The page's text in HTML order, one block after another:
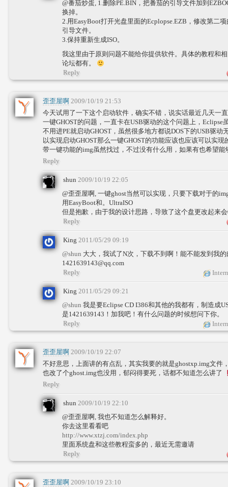
@番茄炒蛋, 1.删除PE.BIN，把番茄的引导文件加到
换掉。
2.用EasyBoot打开光盘里面的Ecplopse.EZB，修改第二
引导文件。
3.保持重新生成ISO。
我这里由于原则问题不能给你提供软件。具体的教程和
论坛都有。
Reply
歪歪屋啊 2009/10/19 21:53
今天试用了一下这个启动软件，确实不错，说实话最近几天一
一键GHOST的问题，一直卡在USB驱动的这个问题上，Eclipse
不用进PE就启动GHOST，虽然很多地方都说DOS下的USB驱动
以实现启动GHOST那么一键GHOST的功能应该也应该可以实
带一键功能的img虽然找过，不过没有什么用，如果有也希望
Reply
shun 2009/10/19 22:05
@歪歪屋啊, 一键ghost当然可以实现，只要下载对于的
用EasyBoot和。UltraISO
但是抱歉，由于我的设计思路，导致了这个盘更改起来
Reply
King 2011/05/29 09:19
@shun 大大，我试了N次，下载不到啊！能不能发到我
1421639143@qq.com
Reply
King 2011/05/29 09:21
@shun 我是要Eclipse CD I386和其他的我都有，制造成
是1421639143！加我吧！有什么问题的时候想问下你。
Reply
歪歪屋啊 2009/10/19 22:07
不好意思，上面讲的有点乱，其实我要的就是ghostxp.img文件
也改了个ghost.img也没用，郁闷得要死，话都不知道怎么讲了
Reply
shun 2009/10/19 22:10
@歪歪屋啊, 我也不知道怎么解释好。
你去这里看看吧
http://www.xtzj.com/index.php
里面系统盘和这些教程蛮多的，最近无需邀请
Reply
歪歪屋啊 2009/10/19 23:10